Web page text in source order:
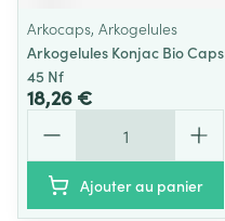
Arkocaps, Arkogelules
Arkogelules Konjac Bio Caps
45 Nf
18,26 €
Ajouter au panier